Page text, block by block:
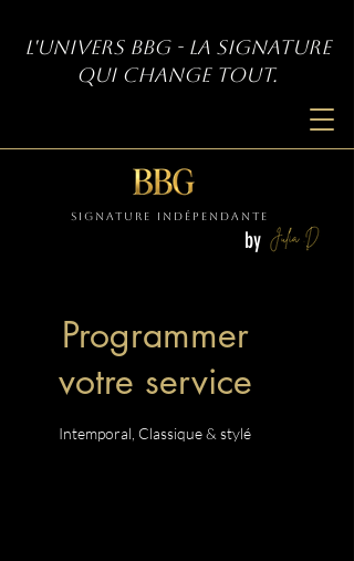
L'univers BBG - La signature
qui change tout.
SIGNATURE INDÉPENDANTE
by
Programmer
votre service
Intemporal, Classique & stylé